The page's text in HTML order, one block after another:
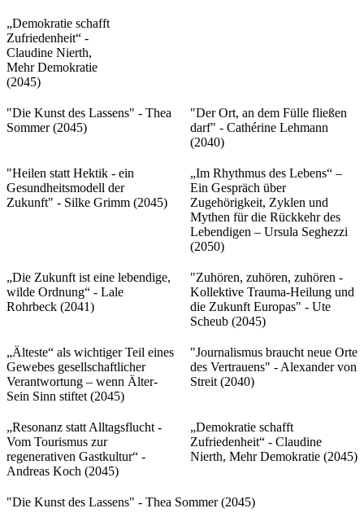
„Demokratie schafft
Zufriedenheit“ -
Claudine Nierth,
Mehr Demokratie
(2045)
"Die Kunst des Lassens" - Thea
Sommer (2045)
"Der Ort, an dem Fülle fließen
darf" - Cathérine Lehmann
(2040)
"Heilen statt Hektik - ein
Gesundheitsmodell der
Zukunft" - Silke Grimm (2045)
„Im Rhythmus des Lebens“ –
Ein Gespräch über
Zugehörigkeit, Zyklen und
Mythen für die Rückkehr des
Lebendigen – Ursula Seghezzi
(2050)
„Die Zukunft ist eine lebendige,
wilde Ordnung“ - Lale
Rohrbeck (2041)
"Zuhören, zuhören, zuhören -
Kollektive Trauma-Heilung und
die Zukunft Europas" - Ute
Scheub (2045)
„Älteste“ als wichtiger Teil eines
Gewebes gesellschaftlicher
Verantwortung – wenn Älter-
Sein Sinn stiftet (2045)
"Journalismus braucht neue Orte
des Vertrauens" - Alexander von
Streit (2040)
„Resonanz statt Alltagsflucht -
Vom Tourismus zur
regenerativen Gastkultur“ -
Andreas Koch (2045)
„Demokratie schafft
Zufriedenheit“ - Claudine
Nierth, Mehr Demokratie (2045)
"Die Kunst des Lassens" - Thea Sommer (2045)